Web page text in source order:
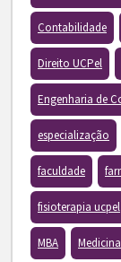
Contabilidade
Direito UCPel
Engenharia de
especialização
faculdade
fisioterapia ucpel
MBA Medicina